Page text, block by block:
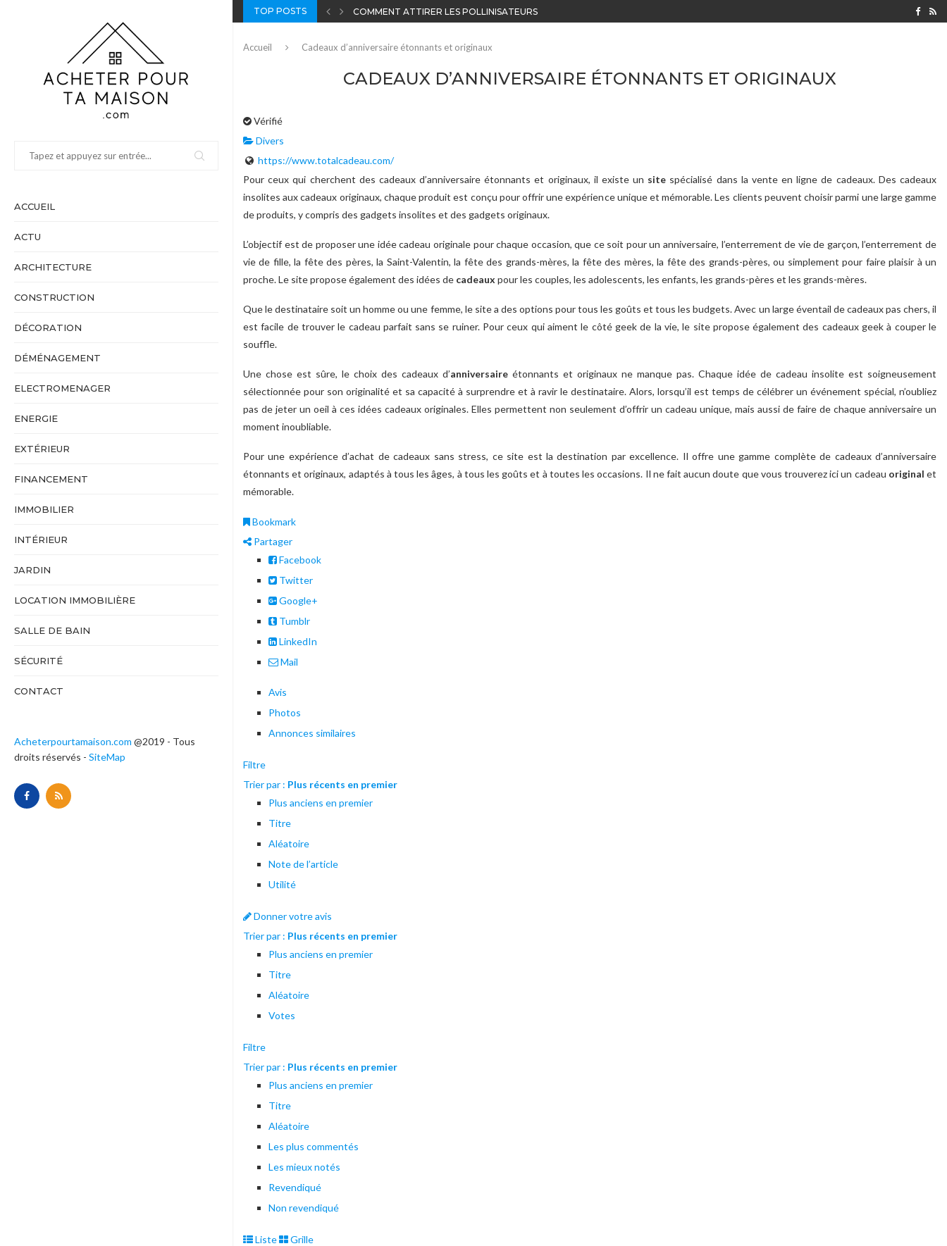
ACCUEIL
ACTU
ARCHITECTURE
CONSTRUCTION
DÉCORATION
DÉMÉNAGEMENT
ELECTROMENAGER
ENERGIE
EXTÉRIEUR
FINANCEMENT
IMMOBILIER
INTÉRIEUR
JARDIN
LOCATION IMMOBILIÈRE
SALLE DE BAIN
SÉCURITÉ
CONTACT
Acheterpourtamaison.com @2019 - Tous
droits réservés - SiteMap
TOP POSTS COMMENT ATTIRER LES POLLINISATEURS INDISPENSABLES AU CŒUR DES MASSIFS ?
Accueil Cadeaux d’anniversaire étonnants et originaux
CADEAUX D’ANNIVERSAIRE ÉTONNANTS ET ORIGINAUX
Vérifié
Divers
https://www.totalcadeau.com/
Pour ceux qui cherchent des cadeaux d’anniversaire étonnants et originaux, il existe un site spécialisé dans la vente en ligne de cadeaux. Des cadeaux
insolites aux cadeaux originaux, chaque produit est conçu pour offrir une expérience unique et mémorable. Les clients peuvent choisir parmi une large gamme
de produits, y compris des gadgets insolites et des gadgets originaux.
L’objectif est de proposer une idée cadeau originale pour chaque occasion, que ce soit pour un anniversaire, l’enterrement de vie de garçon, l’enterrement de
vie de fille, la fête des pères, la Saint-Valentin, la fête des grands-mères, la fête des mères, la fête des grands-pères, ou simplement pour faire plaisir à un
proche. Le site propose également des idées de cadeaux pour les couples, les adolescents, les enfants, les grands-pères et les grands-mères.
Que le destinataire soit un homme ou une femme, le site a des options pour tous les goûts et tous les budgets. Avec un large éventail de cadeaux pas chers, il
est facile de trouver le cadeau parfait sans se ruiner. Pour ceux qui aiment le côté geek de la vie, le site propose également des cadeaux geek à couper le
souffle.
Une chose est sûre, le choix des cadeaux d’anniversaire étonnants et originaux ne manque pas. Chaque idée de cadeau insolite est soigneusement
sélectionnée pour son originalité et sa capacité à surprendre et à ravir le destinataire. Alors, lorsqu’il est temps de célébrer un événement spécial, n’oubliez
pas de jeter un oeil à ces idées cadeaux originales. Elles permettent non seulement d’offrir un cadeau unique, mais aussi de faire de chaque anniversaire un
moment inoubliable.
Pour une expérience d’achat de cadeaux sans stress, ce site est la destination par excellence. Il offre une gamme complète de cadeaux d’anniversaire
étonnants et originaux, adaptés à tous les âges, à tous les goûts et à toutes les occasions. Il ne fait aucun doute que vous trouverez ici un cadeau original et
mémorable.
Bookmark
Partager
Facebook
Twitter
Google+
Tumblr
LinkedIn
Mail
Avis
Photos
Annonces similaires
Filtre
Trier par : Plus récents en premier
Plus anciens en premier
Titre
Aléatoire
Note de l’article
Utilité
Donner votre avis
Trier par : Plus récents en premier
Plus anciens en premier
Titre
Aléatoire
Votes
Filtre
Trier par : Plus récents en premier
Plus anciens en premier
Titre
Aléatoire
Les plus commentés
Les mieux notés
Revendiqué
Non revendiqué
Liste Grille